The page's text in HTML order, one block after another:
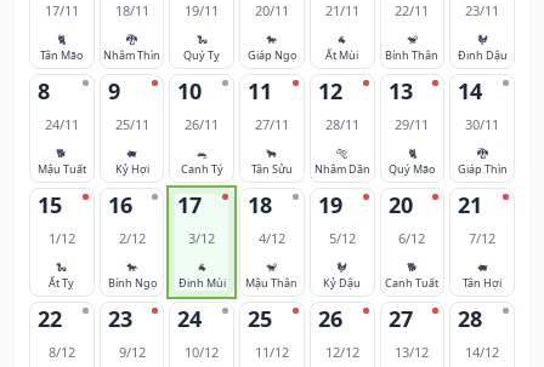
17/11
🐈
Tân Mão
18/11
🐉
Nhâm Thìn
19/11
🐍
Quý Tỵ
20/11
🐎
Giáp Ngọ
21/11
🐐
Ất Mùi
22/11
🐒
Bính Thân
23/11
🐓
Đinh Dậu
8
24/11
🐕
Mậu Tuất
9
25/11
🐖
Kỷ Hợi
10
26/11
🐀
Canh Tý
11
27/11
🐂
Tân Sửu
12
28/11
🐅
Nhâm Dần
13
29/11
🐈
Quý Mão
14
30/11
🐉
Giáp Thìn
15
1/12
🐍
Ất Tỵ
16
2/12
🐎
Bính Ngọ
17
3/12
🐐
Đinh Mùi
18
4/12
🐒
Mậu Thân
19
5/12
🐓
Kỷ Dậu
20
6/12
🐕
Canh Tuất
21
7/12
🐖
Tân Hợi
22
8/12
23
9/12
24
10/12
25
11/12
26
12/12
27
13/12
28
14/12